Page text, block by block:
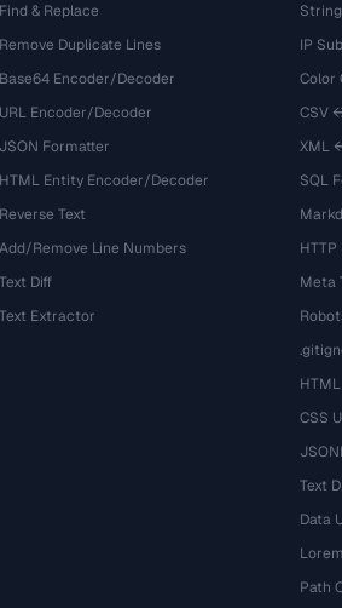
Find & Replace
Remove Duplicate Lines
Base64 Encoder/Decoder
URL Encoder/Decoder
JSON Formatter
HTML Entity Encoder/Decoder
Reverse Text
Add/Remove Line Numbers
Text Diff
Text Extractor
IP
Color
CSV
XML
SQL
Meta
CSS
Text
Data
Path